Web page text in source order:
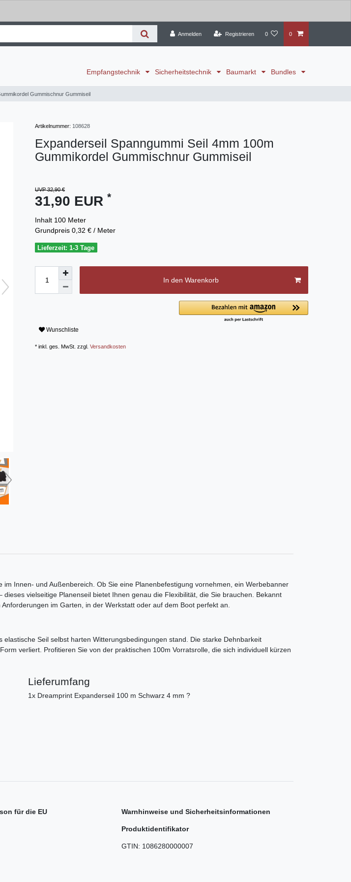
Anmelden Registrieren 0 0
Empfangstechnik Sicherheitstechnik Baumarkt Bundles
Gummischnur Gummiseil
Artikelnummer: 108628
Expanderseil Spanngummi Seil 4mm 100m
Gummikordel Gummischnur Gummiseil
UVP 32,90 €
31,90 EUR *
Inhalt 100 Meter
Grundpreis 0,32 € / Meter
Lieferzeit: 1-3 Tage
In den Warenkorb
Wunschliste
* inkl. ges. MwSt. zzgl. Versandkosten
Innen- und Außenbereich. Ob Sie eine Planenbefestigung vornehmen, ein Werbebanner
vielseitige Planenseil bietet Ihnen genau die Flexibilität, die Sie brauchen. Bekannt
im Garten, in der Werkstatt oder auf dem Boot perfekt an.
Seil selbst harten Witterungsbedingungen stand. Die starke Dehnbarkeit
verliert. Profitieren Sie von der praktischen 100m Vorratsrolle, die sich individuell kürzen
Lieferumfang
1x Dreamprint Expanderseil 100 m Schwarz 4 mm ?
für die EU Warnhinweise und Sicherheitsinformationen
Produktidentifikator
GTIN: 1086280000007